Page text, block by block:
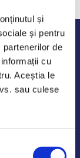
și
și pentru
de
cu
Aceștia le
sau culese